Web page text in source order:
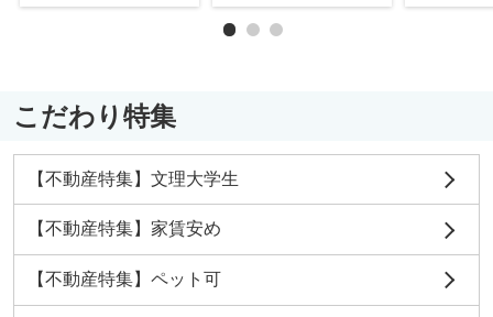
こだわり特集
【不動産特集】文理大学生
【不動産特集】家賃安め
【不動産特集】ペット可